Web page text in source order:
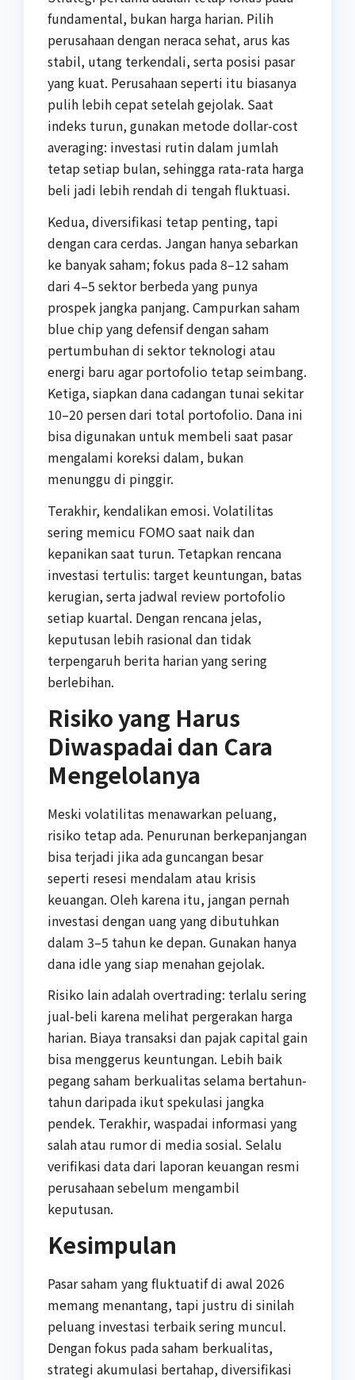
fundamental, bukan harga harian. Pilih
perusahaan dengan neraca sehat, arus kas
stabil, utang terkendali, serta posisi pasar
yang kuat. Perusahaan seperti itu biasanya
pulih lebih cepat setelah gejolak. Saat
indeks turun, gunakan metode dollar-cost
averaging: investasi rutin dalam jumlah
tetap setiap bulan, sehingga rata-rata harga
beli jadi lebih rendah di tengah fluktuasi.
Kedua, diversifikasi tetap penting, tapi
dengan cara cerdas. Jangan hanya sebarkan
ke banyak saham; fokus pada 8–12 saham
dari 4–5 sektor berbeda yang punya
prospek jangka panjang. Campurkan saham
blue chip yang defensif dengan saham
pertumbuhan di sektor teknologi atau
energi baru agar portofolio tetap seimbang.
Ketiga, siapkan dana cadangan tunai sekitar
10–20 persen dari total portofolio. Dana ini
bisa digunakan untuk membeli saat pasar
mengalami koreksi dalam, bukan
menunggu di pinggir.
Terakhir, kendalikan emosi. Volatilitas
sering memicu FOMO saat naik dan
kepanikan saat turun. Tetapkan rencana
investasi tertulis: target keuntungan, batas
kerugian, serta jadwal review portofolio
setiap kuartal. Dengan rencana jelas,
keputusan lebih rasional dan tidak
terpengaruh berita harian yang sering
berlebihan.
Risiko yang Harus
Diwaspadai dan Cara
Mengelolanya
Meski volatilitas menawarkan peluang,
risiko tetap ada. Penurunan berkepanjangan
bisa terjadi jika ada guncangan besar
seperti resesi mendalam atau krisis
keuangan. Oleh karena itu, jangan pernah
investasi dengan uang yang dibutuhkan
dalam 3–5 tahun ke depan. Gunakan hanya
dana idle yang siap menahan gejolak.
Risiko lain adalah overtrading: terlalu sering
jual-beli karena melihat pergerakan harga
harian. Biaya transaksi dan pajak capital gain
bisa menggerus keuntungan. Lebih baik
pegang saham berkualitas selama bertahun-
tahun daripada ikut spekulasi jangka
pendek. Terakhir, waspadai informasi yang
salah atau rumor di media sosial. Selalu
verifikasi data dari laporan keuangan resmi
perusahaan sebelum mengambil
keputusan.
Kesimpulan
Pasar saham yang fluktuatif di awal 2026
memang menantang, tapi justru di sinilah
peluang investasi terbaik sering muncul.
Dengan fokus pada saham berkualitas,
strategi akumulasi bertahap, diversifikasi